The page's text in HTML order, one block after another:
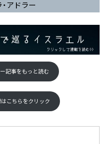
アドラー
記事をもっと読む
こちらをクリック